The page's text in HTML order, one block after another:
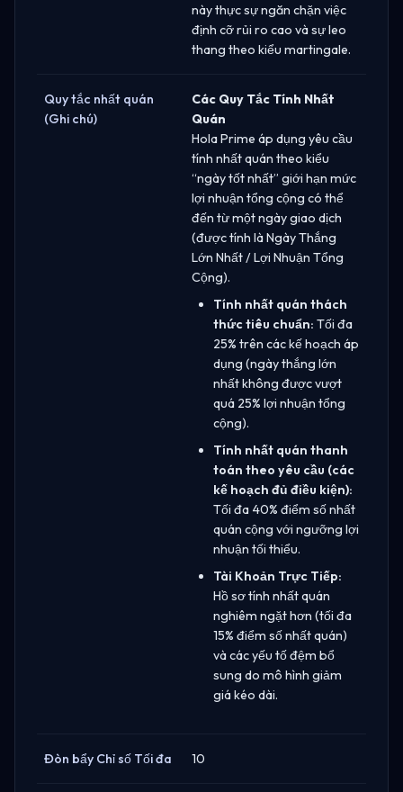
này thực sự ngăn chặn việc
định cỡ rủi ro cao và sự leo
thang theo kiểu martingale.
Quy tắc nhất quán
(Ghi chú)
Các Quy Tắc Tính Nhất
Quán
Hola Prime áp dụng yêu cầu
tính nhất quán theo kiểu
“ngày tốt nhất” giới hạn mức
lợi nhuận tổng cộng có thể
đến từ một ngày giao dịch
(được tính là Ngày Thắng
Lớn Nhất / Lợi Nhuận Tổng
Cộng).
Tính nhất quán thách
thức tiêu chuẩn: Tối đa
25% trên các kế hoạch áp
dụng (ngày thắng lớn
nhất không được vượt
quá 25% lợi nhuận tổng
cộng).
Tính nhất quán thanh
toán theo yêu cầu (các
kế hoạch đủ điều kiện):
Tối đa 40% điểm số nhất
quán cộng với ngưỡng lợi
nhuận tối thiểu.
Tài Khoản Trực Tiếp:
Hồ sơ tính nhất quán
nghiêm ngặt hơn (tối đa
15% điểm số nhất quán)
và các yếu tố đệm bổ
sung do mô hình giảm
giá kéo dài.
Đòn bẩy Chỉ số Tối đa 10